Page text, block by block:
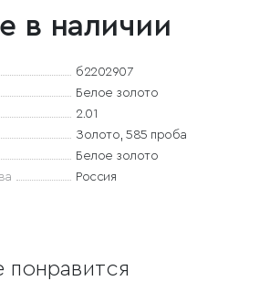
в наличии
б2202907
Белое золото
2.01
Золото, 585 проба
Белое золото
Россия
понравится